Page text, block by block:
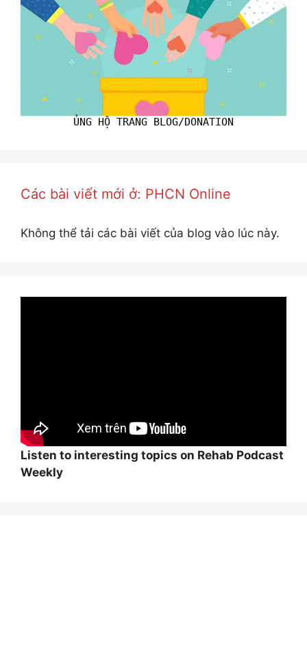
ỦNG HỘ TRANG BLOG/DONATION
Các bài viết mới ở: PHCN Online
Không thể tải các bài viết của blog vào lúc này.
Listen to interesting topics on Rehab Podcast
Weekly